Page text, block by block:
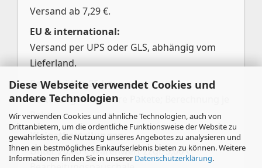
Diese Webseite verwendet Cookies und
andere Technologien
Wir verwenden Cookies und ähnliche Technologien, auch von
Drittanbietern, um die ordentliche Funktionsweise der Website zu
gewährleisten, die Nutzung unseres Angebotes zu analysieren und
Ihnen ein bestmögliches Einkaufserlebnis bieten zu können. Weitere
Informationen finden Sie in unserer Datenschutzerklärung.
Versand ab 7,29 €.
EU & international:
Versand per UPS oder GLS, abhängig vom
Lieferland.
Pakete über 25 kg:
Aufteilung in mehrere Pakete; Berechnung je
Paket.
Kleinstbestellungen:
Unter 20,00 € Warenwert zzgl. 3,00 €